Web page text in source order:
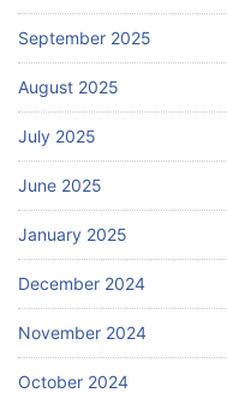
September 2025
August 2025
July 2025
June 2025
January 2025
December 2024
November 2024
October 2024